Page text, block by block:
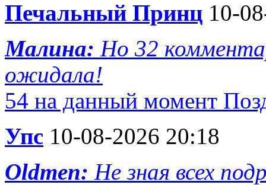
Печальный Принц 10-
Малина: Но 32
ожидала!
54 на данный момент
Упс 10-08-2026 20:18
Oldmen: Не зная всех